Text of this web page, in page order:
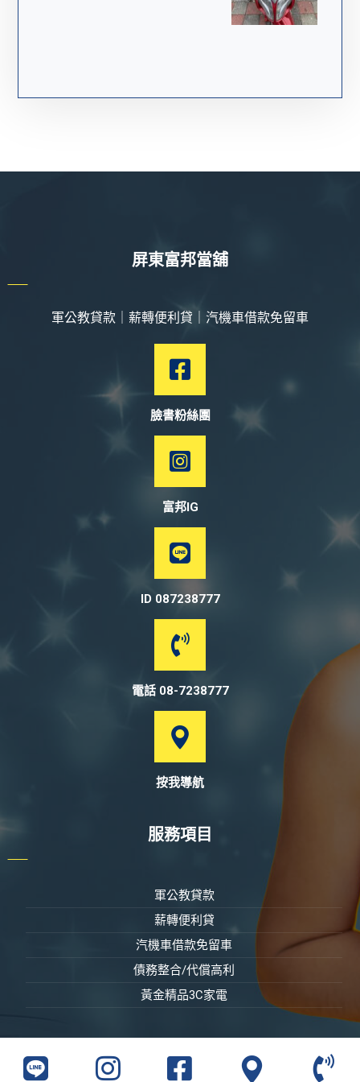
屏東富邦當舖
軍公教貸款｜薪轉便利貸｜汽機車借款免留車
臉書粉絲團
富邦IG
ID 087238777
電話 08-7238777
按我導航
服務項目
軍公教貸款
薪轉便利貸
汽機車借款免留車
債務整合/代償高利
黃金精品3C家電